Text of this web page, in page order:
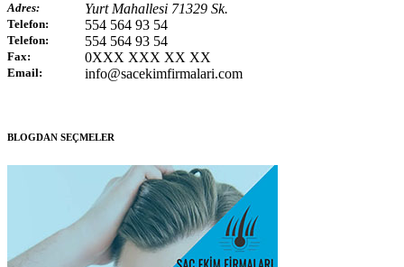
Adres: Yurt Mahallesi 71329 Sk.
Telefon: 554 564 93 54
Telefon: 554 564 93 54
Fax: 0XXX XXX XX XX
Email: info@sacekimfirmalari.com
BLOGDAN SEÇMELER